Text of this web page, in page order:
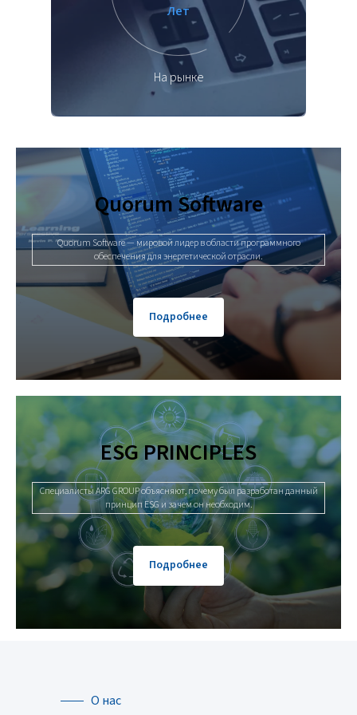
На рынке
Лет
Quorum Software
Quorum Software — мировой лидер в области программного
обеспечения для энергетической отрасли.
Подробнее
ESG PRINCIPLES
Специалисты ARG GROUP объясняют, почему был разработан данный
принцип ESG и зачем он необходим.
Подробнее
О нас